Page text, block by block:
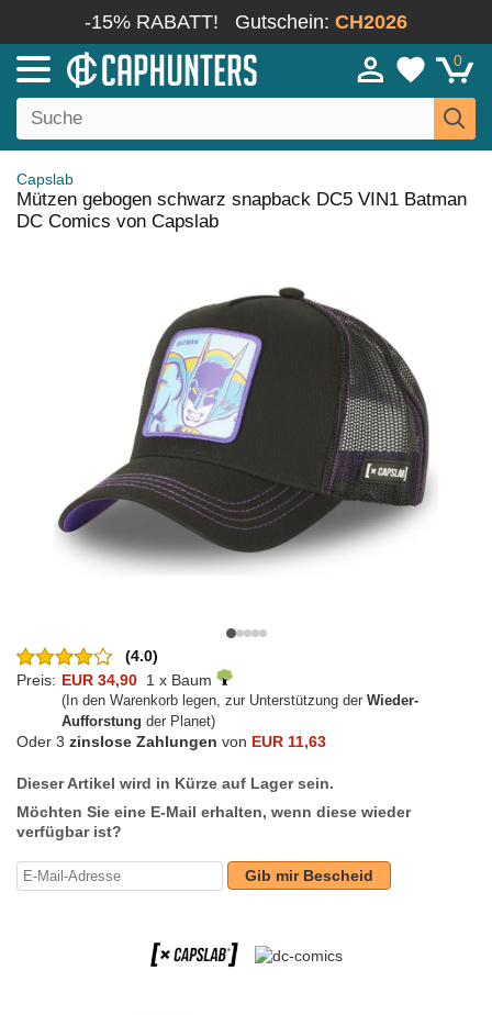
-15% RABATT! Gutschein: CH2026
0
Capslab
Mützen gebogen schwarz snapback DC5 VIN1 Batman
DC Comics von Capslab
(4.0)
Preis: EUR 34,90 1 x Baum
(In den Warenkorb legen, zur Unterstützung der Wieder-
Aufforstung der Planet)
Oder 3 zinslose Zahlungen von EUR 11,63
Dieser Artikel wird in Kürze auf Lager sein.
Möchten Sie eine E-Mail erhalten, wenn diese wieder
verfügbar ist?
Gib mir Bescheid